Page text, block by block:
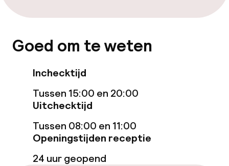
Ontbijtbuffet
Vegetarische opties
Zakelijke faciliteiten
Goed om te weten
Inchecktijd
Tussen 15:00 en 20:00
Uitchecktijd
Tussen 08:00 en 11:00
Openingstijden receptie
24 uur geopend